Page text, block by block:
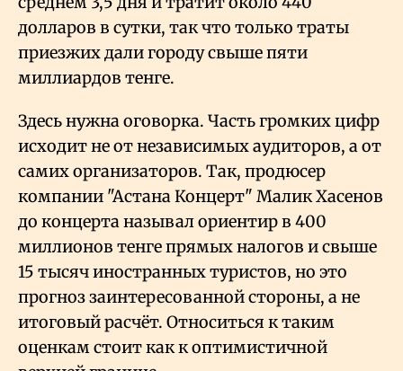
долларов в сутки, так что только траты
приезжих дали городу свыше пяти
миллиардов тенге.
Здесь нужна оговорка. Часть громких цифр
исходит не от независимых аудиторов, а от
самих организаторов. Так, продюсер
компании "Астана Концерт" Малик Хасенов
до концерта называл ориентир в 400
миллионов тенге прямых налогов и свыше
15 тысяч иностранных туристов, но это
прогноз заинтересованной стороны, а не
итоговый расчёт. Относиться к таким
оценкам стоит как к оптимистичной